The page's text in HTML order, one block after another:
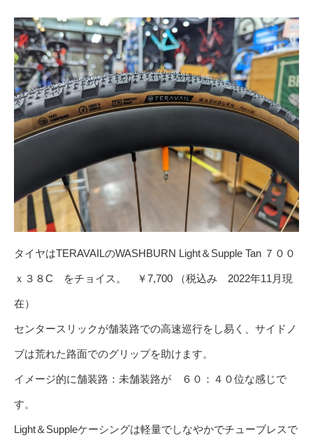
タイヤはTERAVAILのWASHBURN Light＆Supple Tan ７００
ｘ３８C をチョイス。 ￥7,700 （税込み 2022年11月現
在）
センタースリックが舗装路での高速巡行をし易く、サイドノ
ブは荒れた路面でのグリップを助けます。
イメージ的に舗装路：未舗装路が ６０：４０位な感じで
す。
Light＆Suppleケーシングは軽量でしなやかでチューブレスで